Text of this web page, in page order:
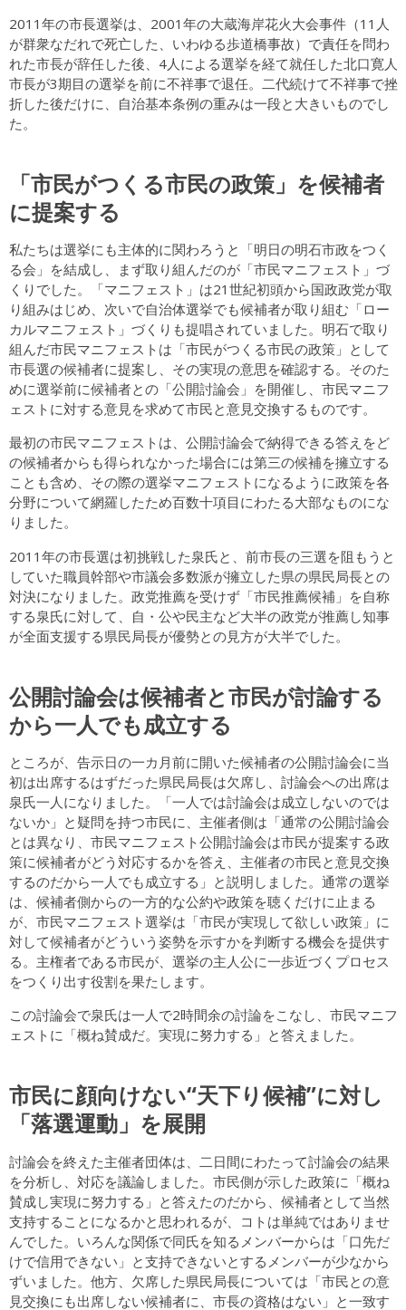
2011年の市長選挙は、2001年の大蔵海岸花火大会事件（11人
が群衆なだれで死亡した、いわゆる歩道橋事故）で責任を問わ
れた市長が辞任した後、4人による選挙を経て就任した北口寛人
市長が3期目の選挙を前に不祥事で退任。二代続けて不祥事で挫
折した後だけに、自治基本条例の重みは一段と大きいものでし
た。
「市民がつくる市民の政策」を候補者
に提案する
私たちは選挙にも主体的に関わろうと「明日の明石市政をつく
る会」を結成し、まず取り組んだのが「市民マニフェスト」づ
くりでした。「マニフェスト」は21世紀初頭から国政政党が取
り組みはじめ、次いで自治体選挙でも候補者が取り組む「ロー
カルマニフェスト」づくりも提唱されていました。明石で取り
組んだ市民マニフェストは「市民がつくる市民の政策」として
市長選の候補者に提案し、その実現の意思を確認する。そのた
めに選挙前に候補者との「公開討論会」を開催し、市民マニフ
ェストに対する意見を求めて市民と意見交換するものです。
最初の市民マニフェストは、公開討論会で納得できる答えをど
の候補者からも得られなかった場合には第三の候補を擁立する
ことも含め、その際の選挙マニフェストになるように政策を各
分野について網羅したため百数十項目にわたる大部なものにな
りました。
2011年の市長選は初挑戦した泉氏と、前市長の三選を阻もうと
していた職員幹部や市議会多数派が擁立した県の県民局長との
対決になりました。政党推薦を受けず「市民推薦候補」を自称
する泉氏に対して、自・公や民主など大半の政党が推薦し知事
が全面支援する県民局長が優勢との見方が大半でした。
公開討論会は候補者と市民が討論する
から一人でも成立する
ところが、告示日の一カ月前に開いた候補者の公開討論会に当
初は出席するはずだった県民局長は欠席し、討論会への出席は
泉氏一人になりました。「一人では討論会は成立しないのでは
ないか」と疑問を持つ市民に、主催者側は「通常の公開討論会
とは異なり、市民マニフェスト公開討論会は市民が提案する政
策に候補者がどう対応するかを答え、主催者の市民と意見交換
するのだから一人でも成立する」と説明しました。通常の選挙
は、候補者側からの一方的な公約や政策を聴くだけに止まる
が、市民マニフェスト選挙は「市民が実現して欲しい政策」に
対して候補者がどういう姿勢を示すかを判断する機会を提供す
る。主権者である市民が、選挙の主人公に一歩近づくプロセス
をつくり出す役割を果たします。
この討論会で泉氏は一人で2時間余の討論をこなし、市民マニフ
ェストに「概ね賛成だ。実現に努力する」と答えました。
市民に顔向けない“天下り候補”に対し
「落選運動」を展開
討論会を終えた主催者団体は、二日間にわたって討論会の結果
を分析し、対応を議論しました。市民側が示した政策に「概ね
賛成し実現に努力する」と答えたのだから、候補者として当然
支持することになるかと思われるが、コトは単純ではありませ
んでした。いろんな関係で同氏を知るメンバーからは「口先だ
けで信用できない」と支持できないとするメンバーが少なから
ずいました。他方、欠席した県民局長については「市民との意
見交換にも出席しない候補者に、市長の資格はない」と一致す